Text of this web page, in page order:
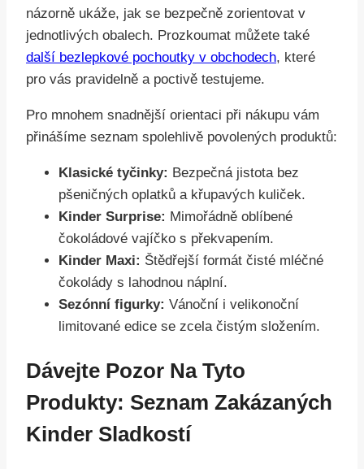
názorně ukáže, jak se bezpečně zorientovat v
jednotlivých obalech. Prozkoumat můžete také
další bezlepkové pochoutky v obchodech, které
pro vás pravidelně a poctivě testujeme.
Pro mnohem snadnější orientaci při nákupu vám
přinášíme seznam spolehlivě povolených produktů:
Klasické tyčinky: Bezpečná jistota bez
pšeničných oplatků a křupavých kuliček.
Kinder Surprise: Mimořádně oblíbené
čokoládové vajíčko s překvapením.
Kinder Maxi: Štědřejší formát čisté mléčné
čokolády s lahodnou náplní.
Sezónní figurky: Vánoční i velikonoční
limitované edice se zcela čistým složením.
Dávejte Pozor Na Tyto
Produkty: Seznam Zakázaných
Kinder Sladkostí